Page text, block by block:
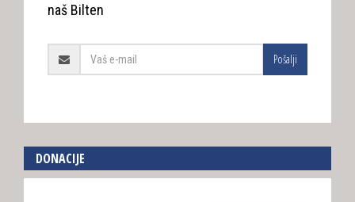
naš Bilten
Pošalji
DONACIJE